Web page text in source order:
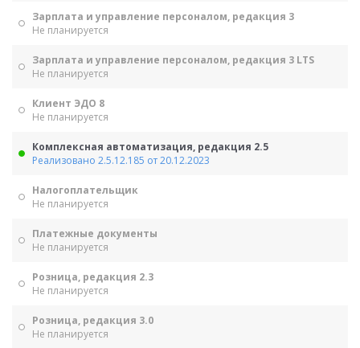
Зарплата и управление персоналом, редакция 3
Не планируется
Зарплата и управление персоналом, редакция 3 LTS
Не планируется
Клиент ЭДО 8
Не планируется
Комплексная автоматизация, редакция 2.5
Реализовано 2.5.12.185 от 20.12.2023
Налогоплательщик
Не планируется
Платежные документы
Не планируется
Розница, редакция 2.3
Не планируется
Розница, редакция 3.0
Не планируется